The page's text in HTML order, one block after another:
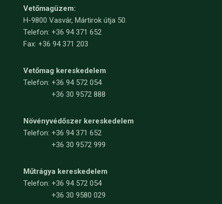
Vetőmagüzem:
H-9800 Vasvár, Mártirok útja 50.
Telefon: +36 94 371 652
Fax: +36 94 371 203
Vetőmag kereskedelem
Telefon: +36 94 572 054
+36 30 9572 888
Növényvédőszer kereskedelem
Telefon: +36 94 371 652
+36 30 9572 999
Műtrágya kereskedelem
Telefon: +36 94 572 054
+36 30 9580 029